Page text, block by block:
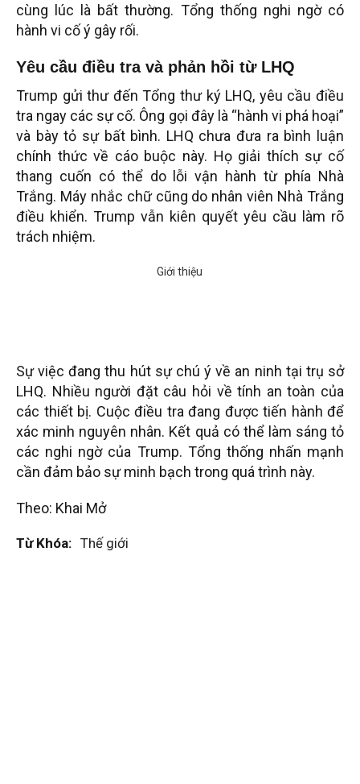
cùng lúc là bất thường. Tổng thống nghi ngờ có
hành vi cố ý gây rối.
Yêu cầu điều tra và phản hồi từ LHQ
Trump gửi thư đến Tổng thư ký LHQ, yêu cầu điều
tra ngay các sự cố. Ông gọi đây là “hành vi phá hoại”
và bày tỏ sự bất bình. LHQ chưa đưa ra bình luận
chính thức về cáo buộc này. Họ giải thích sự cố
thang cuốn có thể do lỗi vận hành từ phía Nhà
Trắng. Máy nhắc chữ cũng do nhân viên Nhà Trắng
điều khiển. Trump vẫn kiên quyết yêu cầu làm rõ
trách nhiệm.
Sự việc đang thu hút sự chú ý về an ninh tại trụ sở
LHQ. Nhiều người đặt câu hỏi về tính an toàn của
các thiết bị. Cuộc điều tra đang được tiến hành để
xác minh nguyên nhân. Kết quả có thể làm sáng tỏ
các nghi ngờ của Trump. Tổng thống nhấn mạnh
cần đảm bảo sự minh bạch trong quá trình này.
Theo: Khai Mở
Từ Khóa: Thế giới